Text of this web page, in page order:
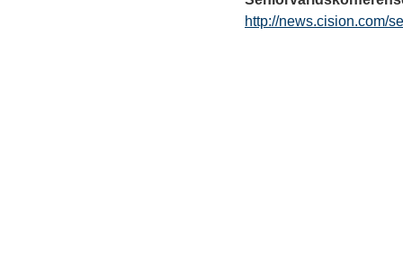
http://news.cision.com/